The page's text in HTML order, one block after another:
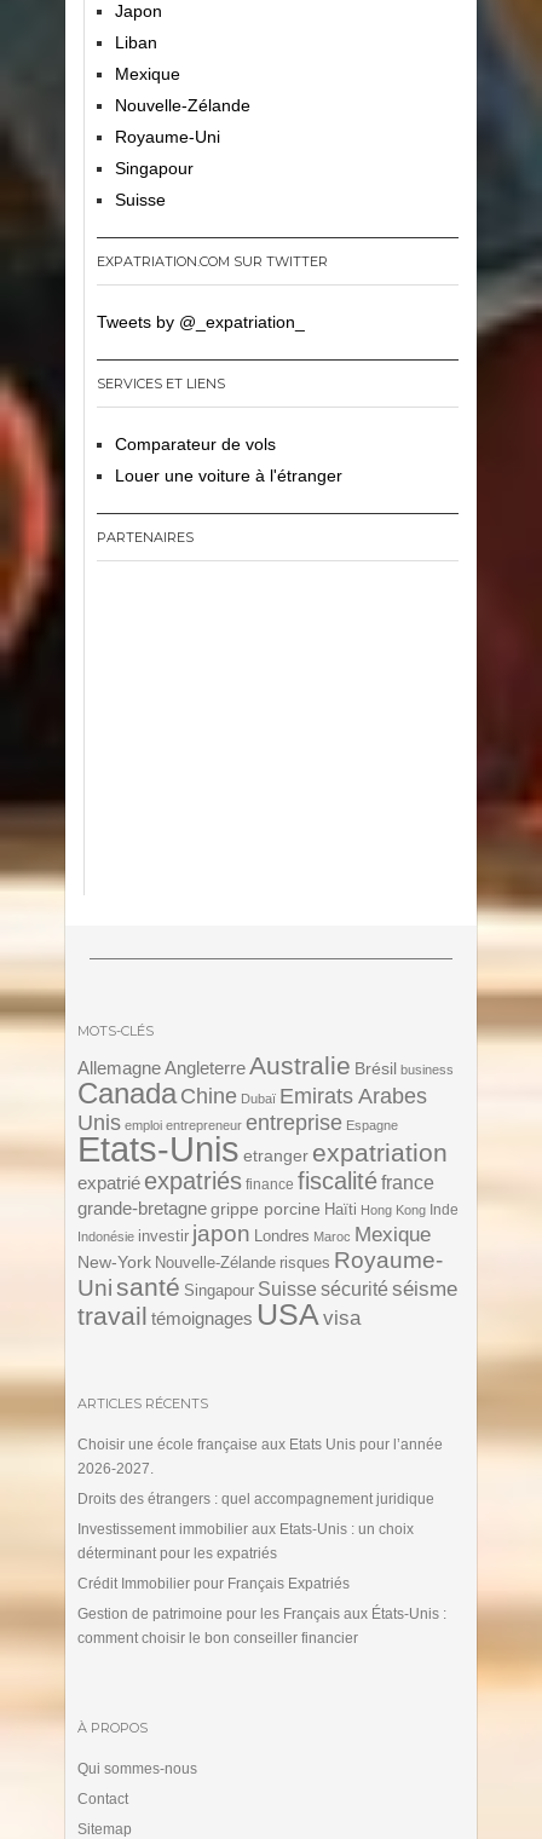
Japon
Liban
Mexique
Nouvelle-Zélande
Royaume-Uni
Singapour
Suisse
EXPATRIATION.COM SUR TWITTER
Tweets by @_expatriation_
SERVICES ET LIENS
Comparateur de vols
Louer une voiture à l'étranger
PARTENAIRES
MOTS-CLÉS
Allemagne AngleterreAustralie Brésil business
Canada Chine Dubaï Emirats Arabes
Unis emploi entrepreneur entreprise Espagne
Etats-Unis etranger expatriation
expatrié expatriés finance fiscalitéfrance
grande-bretagne grippe porcine Haïti Hong Kong Inde
Indonésie investir japon Londres Maroc Mexique
New-York Nouvelle-Zélande risques Royaume-
Unisanté Singapour Suisse sécurité séisme
travail témoignages USA visa
ARTICLES RÉCENTS
Choisir une école française aux Etats Unis pour l’année
2026-2027.
Droits des étrangers : quel accompagnement juridique
Investissement immobilier aux Etats-Unis : un choix
déterminant pour les expatriés
Crédit Immobilier pour Français Expatriés
Gestion de patrimoine pour les Français aux États-Unis :
comment choisir le bon conseiller financier
À PROPOS
Qui sommes-nous
Contact
Sitemap